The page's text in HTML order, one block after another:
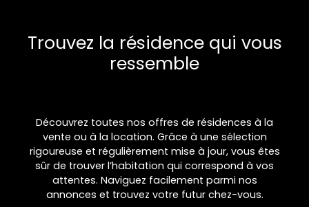
Trouvez la résidence qui vous
ressemble
Découvrez toutes nos offres de résidences à la
vente ou à la location. Grâce à une sélection
rigoureuse et régulièrement mise à jour, vous êtes
sûr de trouver l’habitation qui correspond à vos
attentes. Naviguez facilement parmi nos
annonces et trouvez votre futur chez-vous.